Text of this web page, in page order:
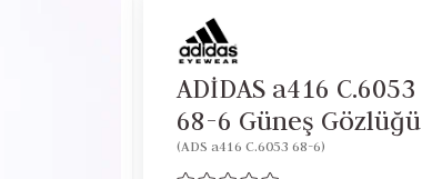
ADİDAS a416 C.6053
68-6 Güneş Gözlüğü
(ADS a416 C.6053 68-6)